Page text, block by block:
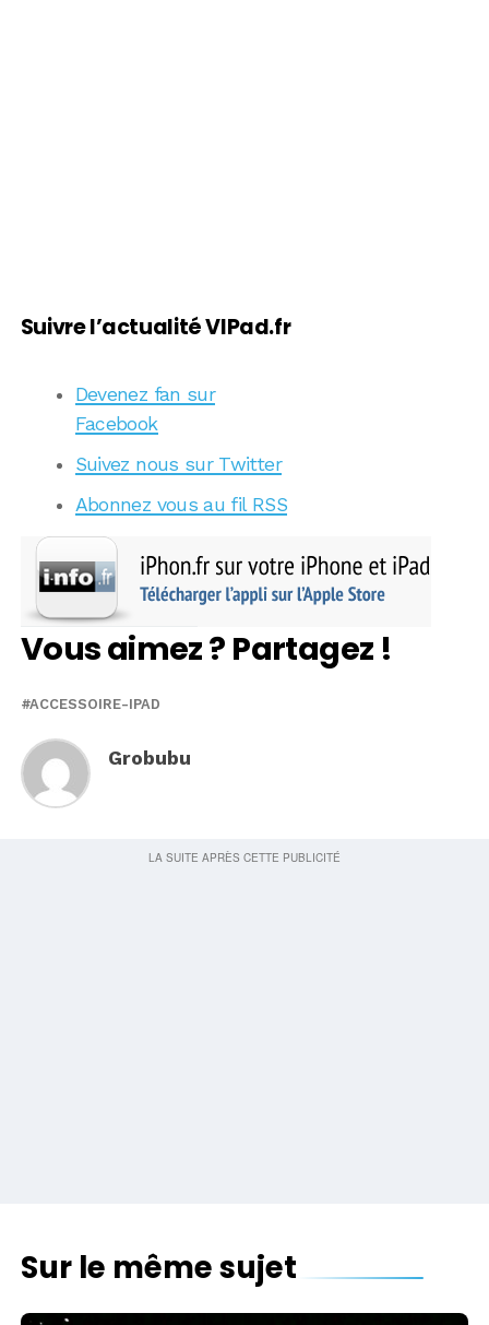
Suivre l’actualité VIPad.fr
Devenez fan sur
Facebook
Suivez nous sur Twitter
Abonnez vous au fil RSS
Vous aimez ? Partagez !
ACCESSOIRE-IPAD
Grobubu
Sur le même sujet